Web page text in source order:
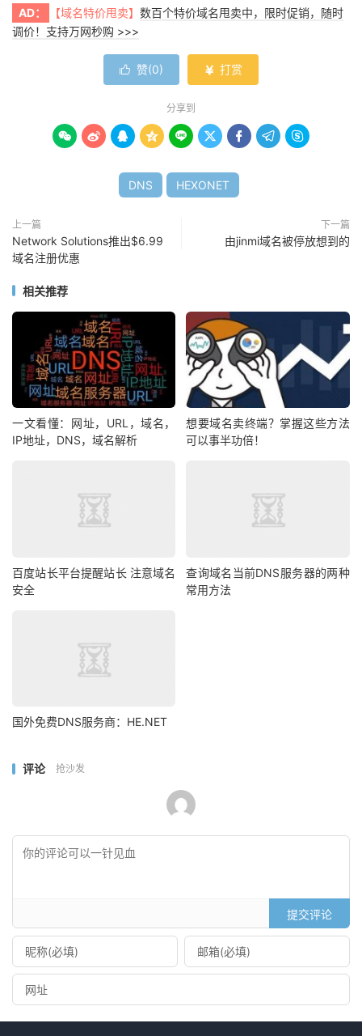
AD： 【域名特价甩卖】 数百个特价域名甩卖中，限时促销，随时
调价！支持万网秒购 >>>
 赞(0)  打赏
分享到
        
DNS HEXONET
上一篇
Network Solutions推出$6.99
域名注册优惠
下一篇
由jinmi域名被停放想到的
相关推荐
一文看懂：网址，URL，域名，
IP地址，DNS，域名解析
想要域名卖终端？掌握这些方法
可以事半功倍！
百度站长平台提醒站长 注意域名
安全
查询域名当前DNS服务器的两种
常用方法
国外免费DNS服务商：HE.NET
评论 抢沙发
提交评论